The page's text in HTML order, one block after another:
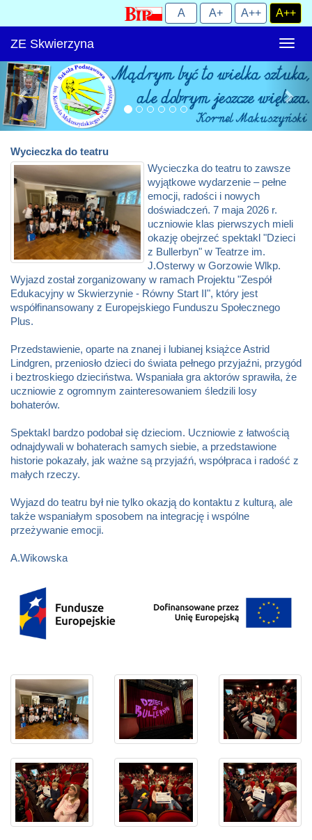
ZE Skwierzyna
Wycieczka do teatru
Wycieczka do teatru to zawsze
wyjątkowe wydarzenie – pełne
emocji, radości i nowych
doświadczeń. 7 maja 2026 r.
uczniowie klas pierwszych mieli
okazję obejrzeć spektakl "Dzieci
z Bullerbyn" w Teatrze im.
J.Osterwy w Gorzowie Wlkp.
Wyjazd został zorganizowany w ramach Projektu "Zespół
Edukacyjny w Skwierzynie - Równy Start II", który jest
współfinansowany z Europejskiego Funduszu Społecznego
Plus.
Przedstawienie, oparte na znanej i lubianej książce Astrid
Lindgren, przeniosło dzieci do świata pełnego przyjaźni, przygód
i beztroskiego dzieciństwa. Wspaniała gra aktorów sprawiła, że
uczniowie z ogromnym zainteresowaniem śledzili losy
bohaterów.
Spektakl bardzo podobał się dzieciom. Uczniowie z łatwością
odnajdywali w bohaterach samych siebie, a przedstawione
historie pokazały, jak ważne są przyjaźń, współpraca i radość z
małych rzeczy.
Wyjazd do teatru był nie tylko okazją do kontaktu z kulturą, ale
także wspaniałym sposobem na integrację i wspólne
przeżywanie emocji.
A.Wikowska